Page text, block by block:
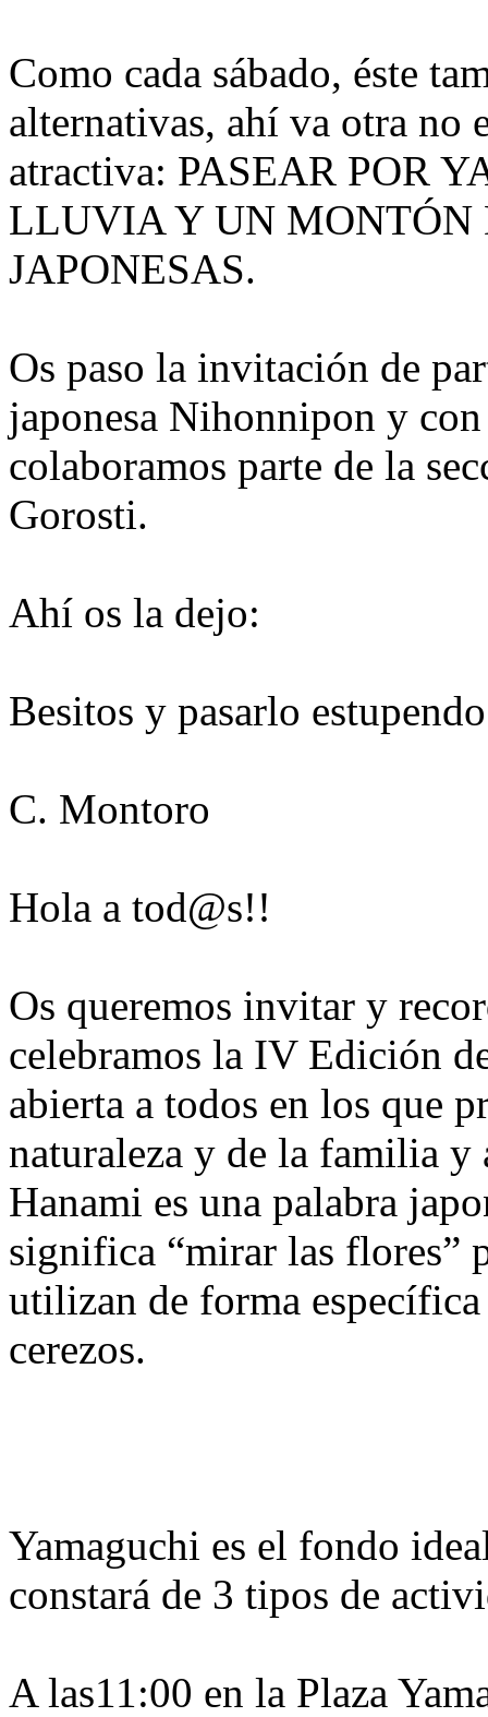
Como cada sábado, éste
alternativas, ahí va otra no
atractiva: PASEAR POR
LLUVIA Y UN MONTÓN
JAPONESAS.
Os paso la invitación de
japonesa Nihonnipon y con
colaboramos parte de la
Gorosti.
Ahí os la dejo:
Besitos y pasarlo
C. Montoro
Hola a tod@s!!
Os queremos invitar y
celebramos la IV Edición
abierta a todos en los que
naturaleza y de la familia y
Hanami es una palabra
significa “mirar las flores”
utilizan de forma
cerezos.
Yamaguchi es el fondo
constará de 3 tipos de
A las11:00 en la Plaza